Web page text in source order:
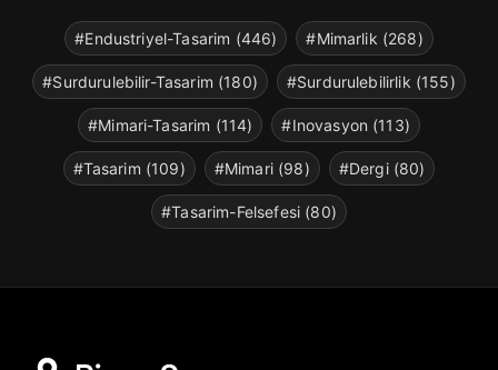
#Endustriyel-Tasarim (446) #Mimarlik (268)
#Surdurulebilir-Tasarim (180) #Surdurulebilirlik (155)
#Mimari-Tasarim (114) #Inovasyon (113)
#Tasarim (109) #Mimari (98) #Dergi (80)
#Tasarim-Felsefesi (80)